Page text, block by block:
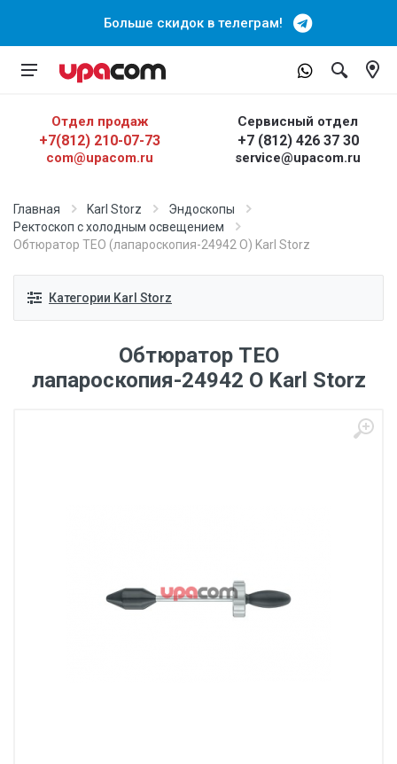
Больше скидок в телеграм!
Отдел продаж
+7(812) 210-07-73
com@upacom.ru
Сервисный отдел
+7 (812) 426 37 30
service@upacom.ru
Главная Karl Storz
Эндоскопы
Ректоскоп с холодным освещением
Обтюратор ТЕО (лапароскопия-24942 О) Karl Storz
Категории Karl Storz
Обтюратор ТЕО
лапароскопия-24942 О Karl Storz